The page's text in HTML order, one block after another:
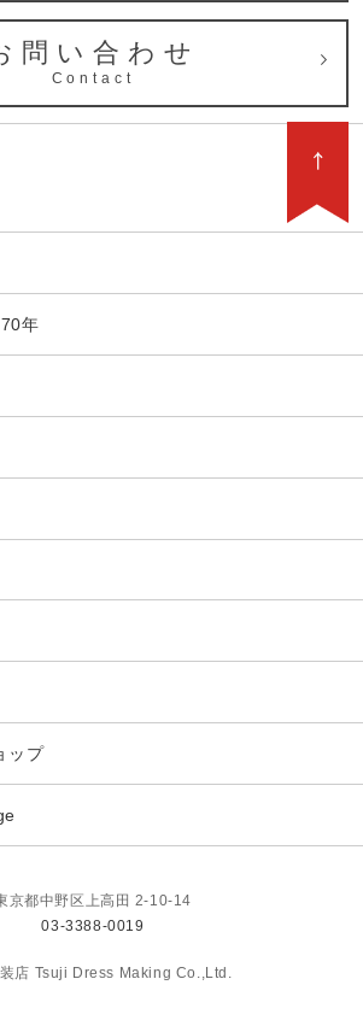
問い合わせ
Contact
年
ップ
京都中野区上高田 2-10-14
03-3388-0019
店 Tsuji Dress Making Co.,Ltd.